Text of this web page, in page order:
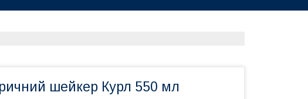
шейкер Курл 550 мл